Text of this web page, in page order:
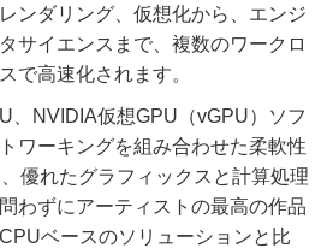
ンダリング、仮想化から、エンジ
サイエンスまで、複数のワークロ
で高速化されます。
、NVIDIA仮想GPU（vGPU）ソフ
ワーキングを組み合わせた柔軟性
優れたグラフィックスと計算処理
わずにアーティストの最高の作品
ベースのソリューションと比